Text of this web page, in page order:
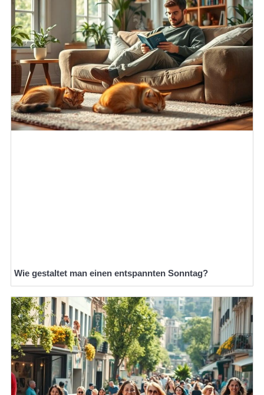
Wie gestaltet man einen entspannten Sonntag?